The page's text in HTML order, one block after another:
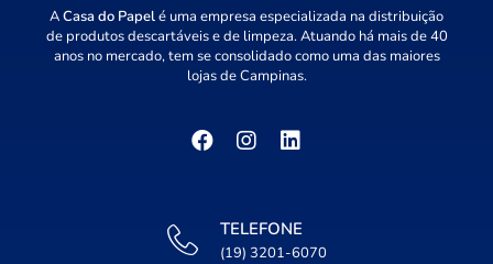
ACasa do Papelé uma empresa especializada na distribuição
de produtos descartáveis e de limpeza. Atuando há mais de 40
anos no mercado, tem se consolidado como uma das maiores
lojas de Campinas.
TELEFONE
(19) 3201-6070